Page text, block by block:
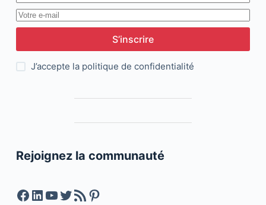
S’inscrire
J’accepte la politique de confidentialité
Rejoignez la communauté
Facebook
LinkedIn
YouTube
Twitter
Feed RSSPinterest